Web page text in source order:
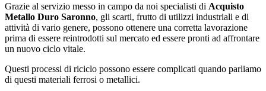
Grazie al servizio messo in campo da noi specialisti di Acquisto
Metallo Duro Saronno, gli scarti, frutto di utilizzi industriali e di
attività di vario genere, possono ottenere una corretta lavorazione
prima di essere reintrodotti sul mercato ed essere pronti ad affrontare
un nuovo ciclo vitale.
Questi processi di riciclo possono essere complicati quando parliamo
di questi materiali ferrosi o metallici.